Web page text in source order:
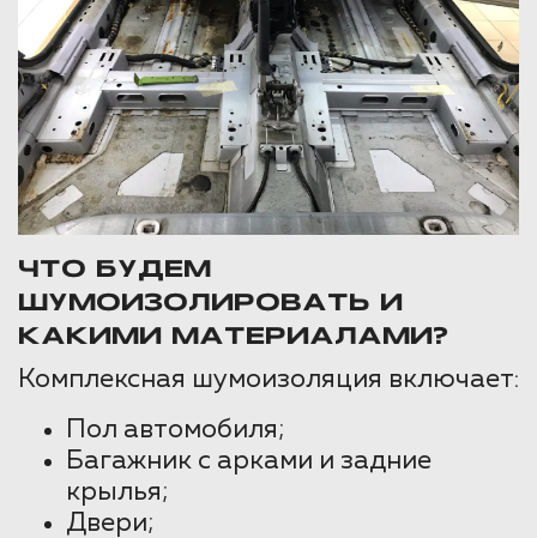
ЧТО БУДЕМ
ШУМОИЗОЛИРОВАТЬ И
КАКИМИ МАТЕРИАЛАМИ?
Комплексная шумоизоляция включает:
Пол автомобиля;
Багажник с арками и задние
крылья;
Двери;